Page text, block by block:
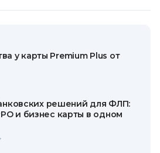
у карты Premium Plus от
решений для ФЛП:
и бизнес карты в одном